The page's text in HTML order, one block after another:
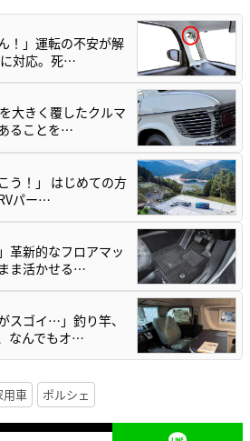
！」運転の不安が解
対応。死…
大きく覆したクルマ
ることを…
う！」 はじめての方
パー…
革新的なフロアマッ
ま活かせる…
スゴイ…」釣り竿、
なんでもオ…
用車 ポルシェ